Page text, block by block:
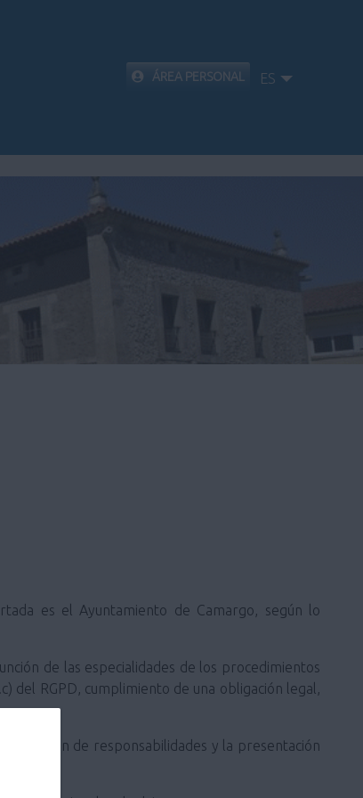
ÁREA PERSONAL ES
es el Ayuntamiento de Camargo, según lo
de las especialidades de los procedimientos
del RGPD, cumplimiento de una obligación legal,
de responsabilidades y la presentación